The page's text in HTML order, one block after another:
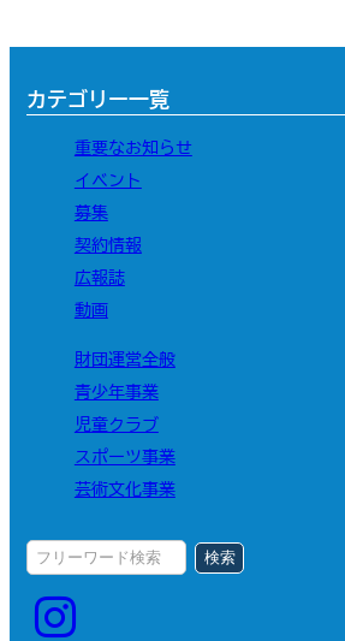
カテゴリー一覧
重要なお知らせ
イベント
募集
契約情報
広報誌
動画
財団運営全般
青少年事業
児童クラブ
スポーツ事業
芸術文化事業
検索